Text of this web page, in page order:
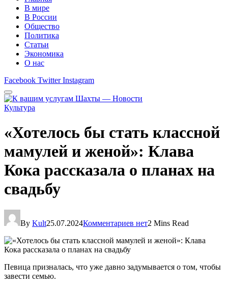
В мире
В России
Общество
Политика
Статьи
Экономика
О нас
Facebook Twitter Instagram
Культура
«Хотелось бы стать классной
мамулей и женой»: Клава
Кока рассказала о планах на
свадьбу
By Kult25.07.2024Комментариев нет2 Mins Read
Певица призналась, что уже давно задумывается о том, чтобы
завести семью.